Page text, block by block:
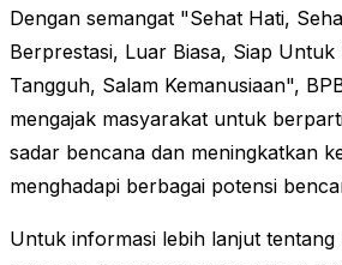
Dengan semangat "Sehat Hati,
Berprestasi, Luar Biasa, Siap Untuk
Tangguh, Salam Kemanusiaan",
mengajak masyarakat untuk
sadar bencana dan meningkatkan
menghadapi berbagai potensi
Untuk informasi lebih lanjut tentang